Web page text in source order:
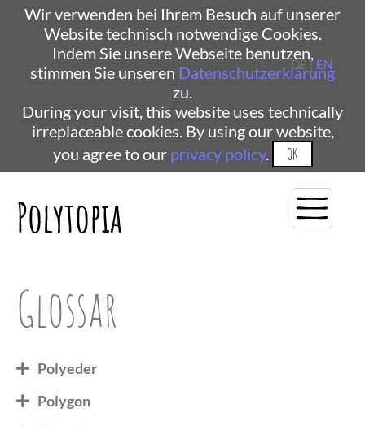
Wir verwenden bei Ihrem Besuch auf unserer
Website technisch notwendige Cookies.
Indem Sie unsere Webseite benutzen,
stimmen Sie unseren Datenschutzerklärung
zu.
During your visit, this website uses technically
irreplaceable cookies. By using our website,
you agree to our privacy policy. OK
Polytopia
DE | EN
Glossar
Polyeder
Polygon